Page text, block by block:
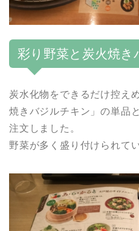
彩り野菜と炭火焼
炭水化物をできるだけ控え
焼きバジルチキン」の単品
注文しました。
野菜が多く盛り付けられて